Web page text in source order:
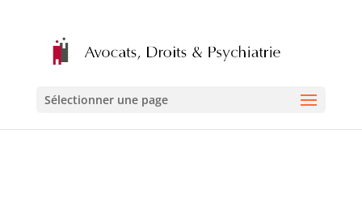
Sélectionner une page